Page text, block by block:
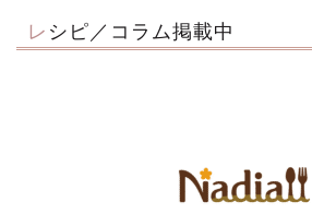
レシピ／コラム掲載中